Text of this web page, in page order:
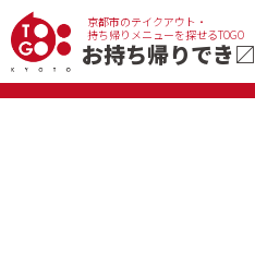
京都市のテイクアウト・
持ち帰りメニューを探せるTOGO
お持ち帰りでき〼